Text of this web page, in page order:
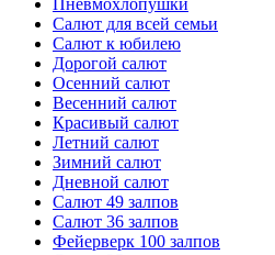
Пневмохлопушки
Салют для всей семьи
Салют к юбилею
Дорогой салют
Осенний салют
Весенний салют
Красивый салют
Летний салют
Зимний салют
Дневной салют
Салют 49 залпов
Салют 36 залпов
Фейерверк 100 залпов